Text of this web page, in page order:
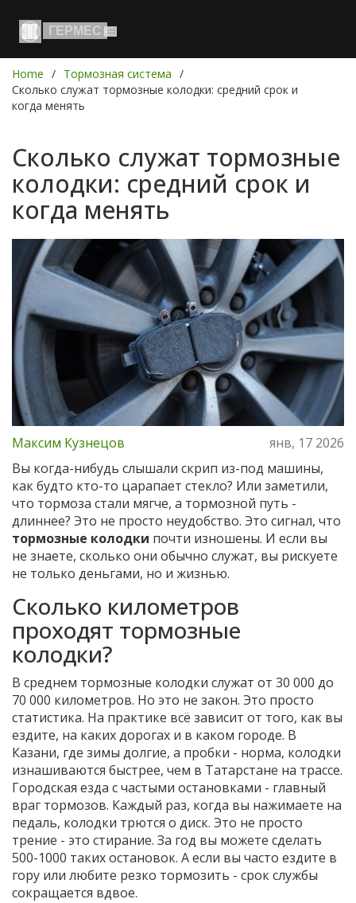
Home
Тормозная система
Сколько служат тормозные колодки: средний срок и
когда менять
Сколько служат тормозные
колодки: средний срок и
когда менять
Максим Кузнецов
янв, 17 2026
Вы когда-нибудь слышали скрип из-под машины,
как будто кто-то царапает стекло? Или заметили,
что тормоза стали мягче, а тормозной путь -
длиннее? Это не просто неудобство. Это сигнал, что
тормозные колодки почти изношены. И если вы
не знаете, сколько они обычно служат, вы рискуете
не только деньгами, но и жизнью.
Сколько километров
проходят тормозные
колодки?
В среднем тормозные колодки служат от 30 000 до
70 000 километров. Но это не закон. Это просто
статистика. На практике всё зависит от того, как вы
ездите, на каких дорогах и в каком городе. В
Казани, где зимы долгие, а пробки - норма, колодки
изнашиваются быстрее, чем в Татарстане на трассе.
Городская езда с частыми остановками - главный
враг тормозов. Каждый раз, когда вы нажимаете на
педаль, колодки трются о диск. Это не просто
трение - это стирание. За год вы можете сделать
500-1000 таких остановок. А если вы часто ездите в
гору или любите резко тормозить - срок службы
сокращается вдвое.